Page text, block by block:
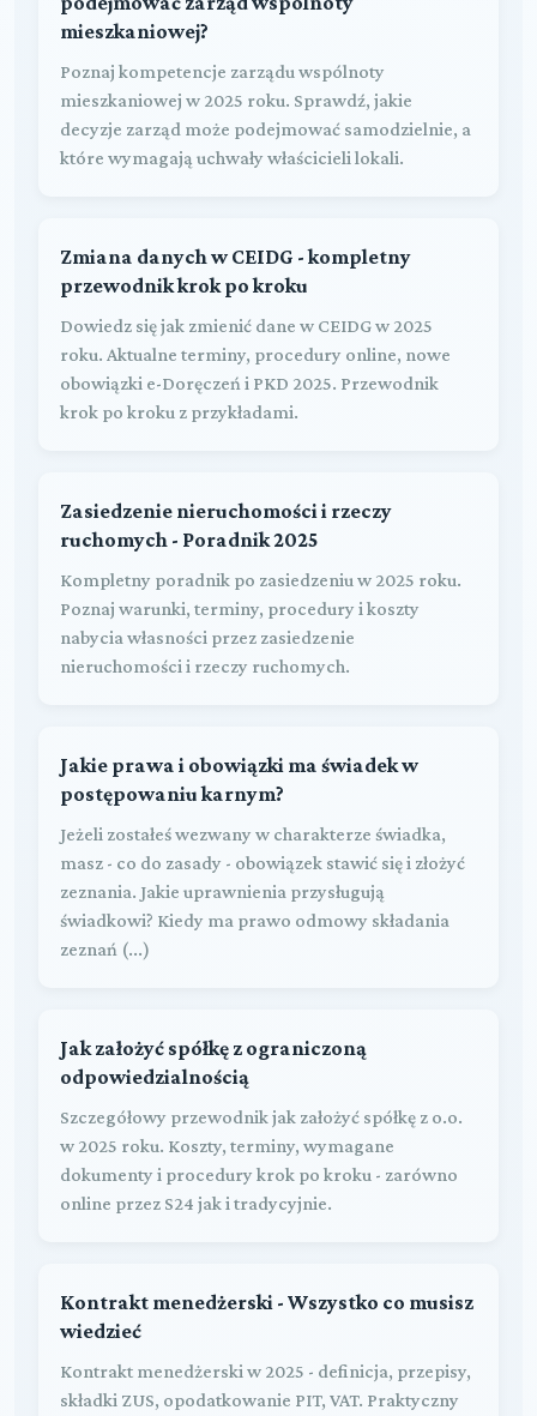
mieszkaniowej?
Poznaj kompetencje zarządu wspólnoty
mieszkaniowej w 2025 roku. Sprawdź, jakie
decyzje zarząd może podejmować samodzielnie, a
które wymagają uchwały właścicieli lokali.
Zmiana danych w CEIDG - kompletny
przewodnik krok po kroku
Dowiedz się jak zmienić dane w CEIDG w 2025
roku. Aktualne terminy, procedury online, nowe
obowiązki e-Doręczeń i PKD 2025. Przewodnik
krok po kroku z przykładami.
Zasiedzenie nieruchomości i rzeczy
ruchomych - Poradnik 2025
Kompletny poradnik po zasiedzeniu w 2025 roku.
Poznaj warunki, terminy, procedury i koszty
nabycia własności przez zasiedzenie
nieruchomości i rzeczy ruchomych.
Jakie prawa i obowiązki ma świadek w
postępowaniu karnym?
Jeżeli zostałeś wezwany w charakterze świadka,
masz - co do zasady - obowiązek stawić się i złożyć
zeznania. Jakie uprawnienia przysługują
świadkowi? Kiedy ma prawo odmowy składania
zeznań (...)
Jak założyć spółkę z ograniczoną
odpowiedzialnością
Szczegółowy przewodnik jak założyć spółkę z o.o.
w 2025 roku. Koszty, terminy, wymagane
dokumenty i procedury krok po kroku - zarówno
online przez S24 jak i tradycyjnie.
Kontrakt menedżerski - Wszystko co musisz
wiedzieć
Kontrakt menedżerski w 2025 - definicja, przepisy,
składki ZUS, opodatkowanie PIT, VAT. Praktyczny